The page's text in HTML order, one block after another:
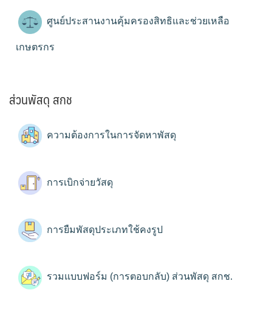
ศูนย์ประสานงานคุ้มครองสิทธิและช่วยเหลือ
เกษตรกร
ส่วนพัสดุ สกช
ความต้องการในการจัดหาพัสดุ
การเบิกจ่ายวัสดุ
การยืมพัสดุประเภทใช้คงรูป
รวมแบบฟอร์ม (การตอบกลับ) ส่วนพัสดุ สกช.